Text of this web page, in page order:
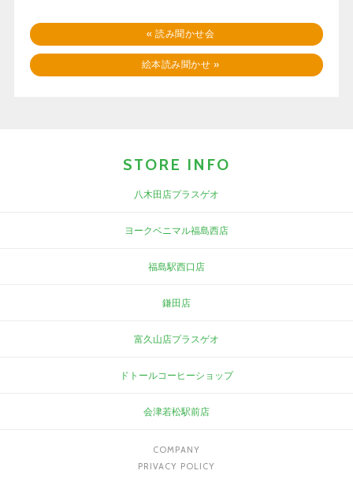
« 読み聞かせ会
絵本読み聞かせ »
STORE INFO
八木田店プラスゲオ
ヨークベニマル福島西店
福島駅西口店
鎌田店
富久山店プラスゲオ
ドトールコーヒーショップ
会津若松駅前店
COMPANY
PRIVACY POLICY